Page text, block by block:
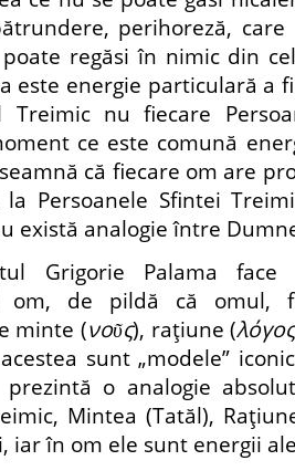
perihoreză,
regăsi în nimic din
este energie particulară a
Treimic nu fiecare
ce este comună
că fiecare om are
Persoanele Sfintei
există analogie între
Grigorie Palama
om, de pildă că omul,
minte (νοῦς), raţiune (λόγος
sunt „modele”
o analogie
Mintea (Tatăl),
iar în om ele sunt energii